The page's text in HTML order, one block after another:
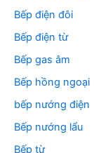
Bếp điện đôi
Bếp điện từ
Bếp gas âm
Bếp hồng ngoại
bếp nướng điện
Bếp nướng lẩu
Bếp từ